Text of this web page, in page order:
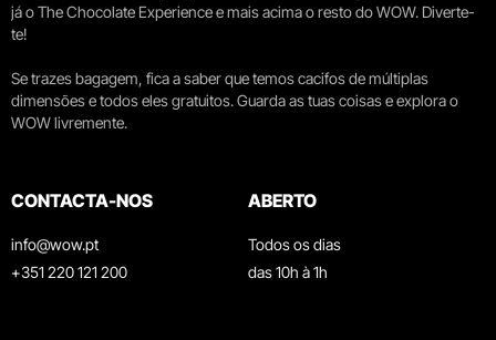
já o The Chocolate Experience e mais acima o resto do WOW. Diverte-
te!
Se trazes bagagem, fica a saber que temos cacifos de múltiplas
dimensões e todos eles gratuitos. Guarda as tuas coisas e explora o
WOW livremente.
CONTACTA-NOS
info@wow.pt
+351 220 121 200
ABERTO
Todos os dias
das 10h à 1h